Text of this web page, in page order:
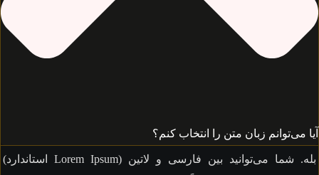
می‌توانم زبان متن را انتخاب کنم؟
بله. شما می‌توانید بین فارسی و لاتین (Lorem Ipsum استاندارد)